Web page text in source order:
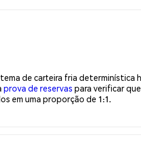
de carteira fria determinística
prova de reservas para verificar
em uma proporção de 1:1.